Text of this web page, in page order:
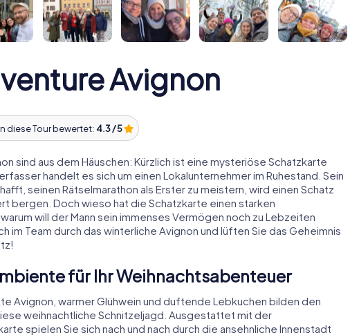
Avignon
diese Tour bewertet: 4.3 / 5
sind aus dem Häuschen: Kürzlich ist eine mysteriöse Schatzkarte
handelt es sich um einen Lokalunternehmer im Ruhestand. Sein
seinen Rätselmarathon als Erster zu meistern, wird einen Schatz
bergen. Doch wieso hat die Schatzkarte einen starken
will der Mann sein immenses Vermögen noch zu Lebzeiten
im Team durch das winterliche Avignon und lüften Sie das Geheimnis
für Ihr Weihnachtsabenteuer
Avignon, warmer Glühwein und duftende Lebkuchen bilden den
weihnachtliche Schnitzeljagd. Ausgestattet mit der
spielen Sie sich nach und nach durch die ansehnliche Innenstadt